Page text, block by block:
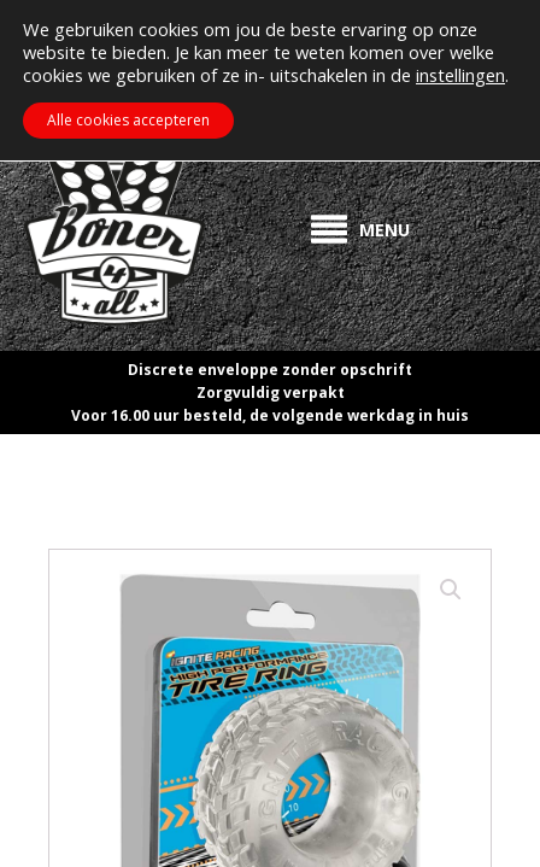
Erectiepillen kopen bij boner4all.nl MIJN ACCOUNT
>> Gratis verzending vanaf €50! <<
ZOEKEN WINKELWAGEN €0.00
MENU
Discrete enveloppe zonder opschrift
Zorgvuldig verpakt
Voor 16.00 uur besteld, de volgende werkdag in huis
We gebruiken cookies om jou de beste ervaring op onze
website te bieden. Je kan meer te weten komen over welke
cookies we gebruiken of ze in- uitschakelen in de instellingen.
Alle cookies accepteren